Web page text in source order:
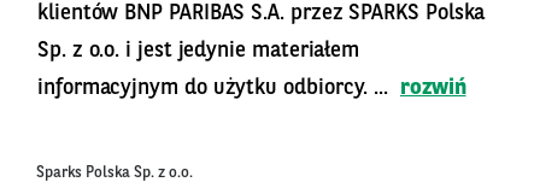
klientów BNP PARIBAS S.A. przez SPARKS Polska
Sp. z o.o. i jest jedynie materiałem
informacyjnym do użytku odbiorcy. ...
rozwiń
Sparks Polska Sp. z o.o.